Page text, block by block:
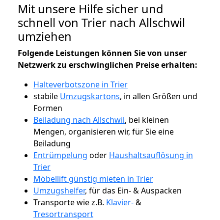
Mit unsere Hilfe sicher und
schnell von Trier nach Allschwil
umziehen
Folgende Leistungen können Sie von unser
Netzwerk zu erschwinglichen Preise erhalten:
Halteverbotszone in Trier
stabile Umzugskartons, in allen Größen und
Formen
Beiladung nach Allschwil, bei kleinen
Mengen, organisieren wir, für Sie eine
Beiladung
Entrümpelung oder Haushaltsauflösung in
Trier
Möbellift günstig mieten in Trier
Umzugshelfer, für das Ein- & Auspacken
Transporte wie z.B. Klavier-&
Tresortransport